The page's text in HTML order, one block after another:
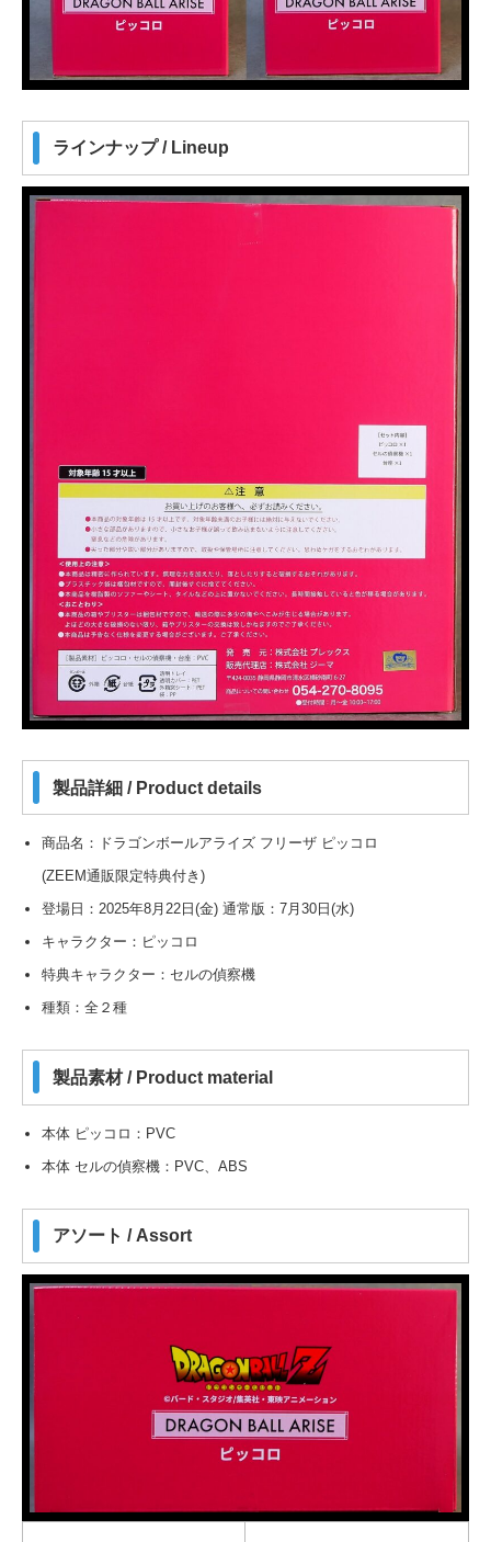
ラインナップ / Lineup
製品詳細 / Product details
商品名：ドラゴンボールアライズ フリーザ ピッコロ
(ZEEM通販限定特典付き)
登場日：2025年8月22日(金) 通常版：7月30日(水)
キャラクター：ピッコロ
特典キャラクター：セルの偵察機
種類：全２種
製品素材 / Product material
本体 ピッコロ：PVC
本体 セルの偵察機：PVC、ABS
アソート / Assort